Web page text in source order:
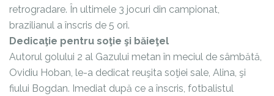
retrogradare. În ultimele 3 jocuri din campionat,
brazilianul a înscris de 5 ori.
Dedicaţie pentru soţie şi băieţel
Autorul golului 2 al Gazului metan în meciul de sâmbătă,
Ovidiu Hoban, le-a dedicat reuşita soţiei sale, Alina, şi
fiului Bogdan. Imediat după ce a înscris, fotbalistul